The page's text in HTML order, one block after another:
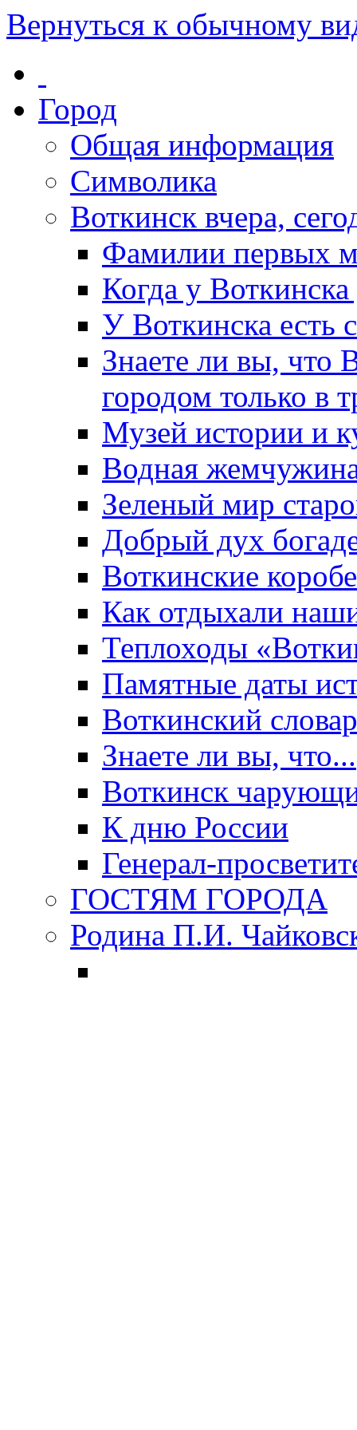
Вернуться к обычному
Город
Общая информация
Символика
Воткинск вчера,
Фамилии первых
Когда у
У Воткинска есть
Знаете ли вы, что
городом только в
Музей истории и
Водная
Зеленый мир
Добрый дух
Воткинские
Как отдыхали
Теплоходы
Памятные даты
Воткинский
Знаете ли вы, что...
Воткинск
К дню России
Генерал-
ГОСТЯМ ГОРОДА
Родина П.И.